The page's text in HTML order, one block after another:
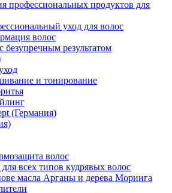
профессиональных продуктов для
уход для волос
волос
безупречным результатом
и тонирование
(Германия)
волос
всех типов кудрявых волос
масла Арганы и дерева Моринга